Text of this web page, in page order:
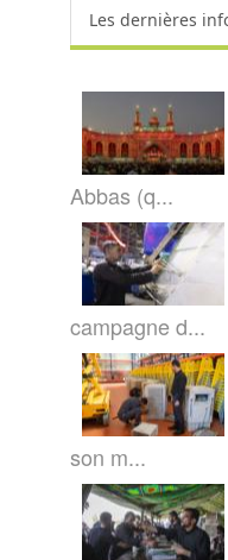
Les dernières
Abbas (q...
campagne d...
son m...